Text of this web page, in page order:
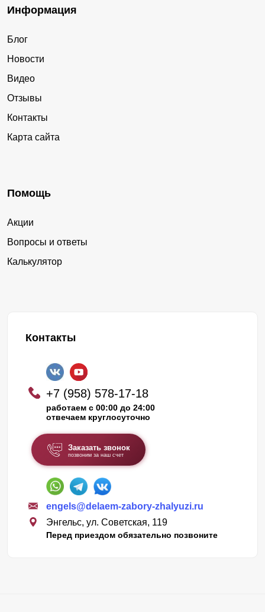
Информация
Блог
Новости
Видео
Отзывы
Контакты
Карта сайта
Помощь
Акции
Вопросы и ответы
Калькулятор
Контакты
+7 (958) 578-17-18
работаем с 00:00 до 24:00
отвечаем круглосуточно
Заказать звонок
позвоним за наш счет
engels@delaem-zabory-zhalyuzi.ru
Энгельс, ул. Советская, 119
Перед приездом обязательно позвоните